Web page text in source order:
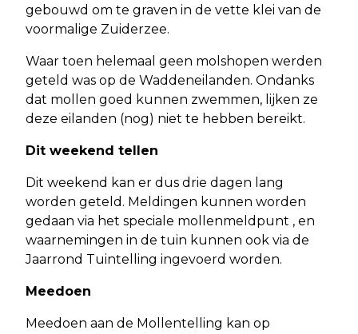
gebouwd om te graven in de vette klei van de
voormalige Zuiderzee.
Waar toen helemaal geen molshopen werden
geteld was op de Waddeneilanden. Ondanks
dat mollen goed kunnen zwemmen, lijken ze
deze eilanden (nog) niet te hebben bereikt.
Dit weekend tellen
Dit weekend kan er dus drie dagen lang
worden geteld. Meldingen kunnen worden
gedaan via het speciale mollenmeldpunt , en
waarnemingen in de tuin kunnen ook via de
Jaarrond Tuintelling ingevoerd worden.
Meedoen
Meedoen aan de Mollentelling kan op